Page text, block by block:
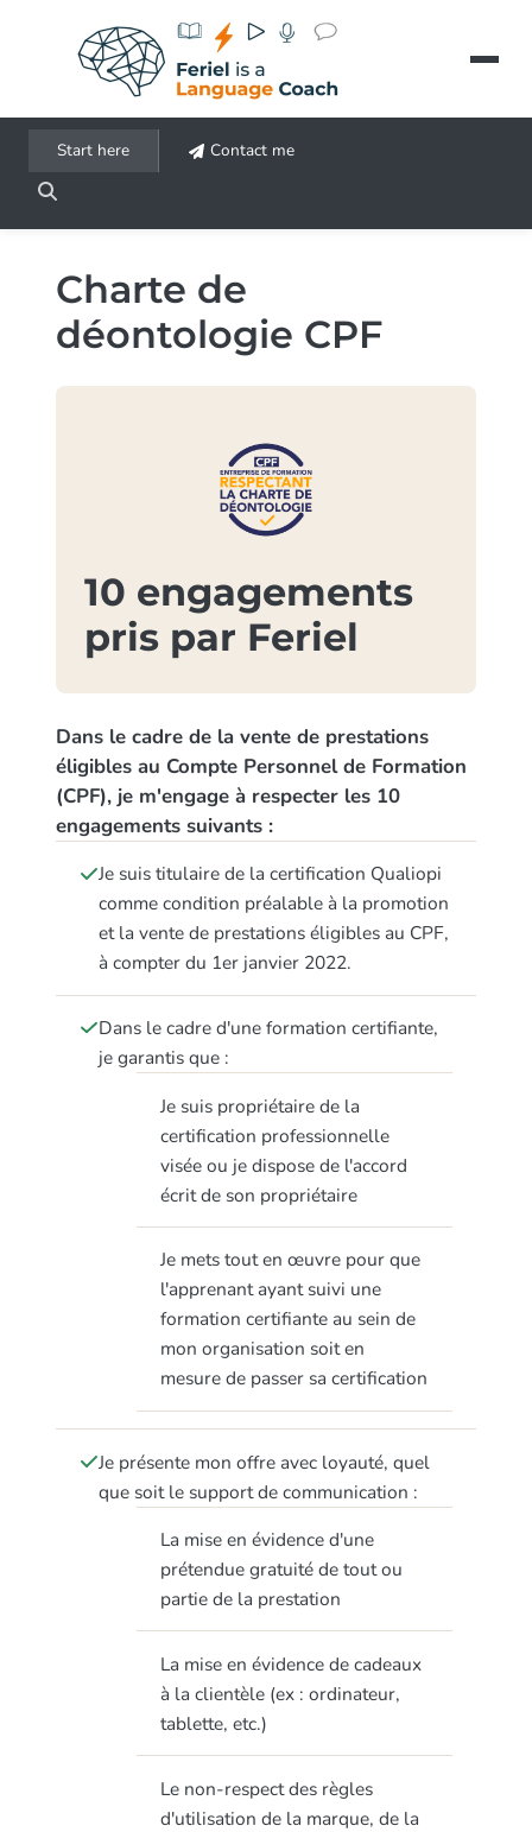
Start here Contact me
Charte de
déontologie CPF
10 engagements
pris par Feriel
Dans le cadre de la vente de prestations
éligibles au Compte Personnel de Formation
(CPF), je m'engage à respecter les 10
engagements suivants :
Je suis titulaire de la certification Qualiopi
comme condition préalable à la promotion
et la vente de prestations éligibles au CPF,
à compter du 1er janvier 2022.
Dans le cadre d'une formation certifiante,
je garantis que :
Je suis propriétaire de la
certification professionnelle
visée ou je dispose de l'accord
écrit de son propriétaire
Je mets tout en œuvre pour que
l'apprenant ayant suivi une
formation certifiante au sein de
mon organisation soit en
mesure de passer sa certification
Je présente mon offre avec loyauté, quel
que soit le support de communication :
La mise en évidence d'une
prétendue gratuité de tout ou
partie de la prestation
La mise en évidence de cadeaux
à la clientèle (ex : ordinateur,
tablette, etc.)
Le non-respect des règles
d'utilisation de la marque, de la